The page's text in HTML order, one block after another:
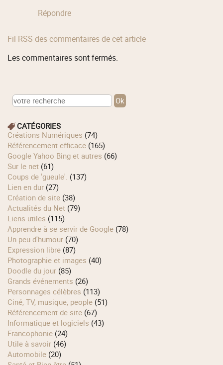
Répondre
Fil RSS des commentaires de cet article
Les commentaires sont fermés.
CATÉGORIES
Créations Numériques (74)
Référencement efficace (165)
Google Yahoo Bing et autres (66)
Sur le net (61)
Coups de 'gueule'. (137)
Lien en dur (27)
Création de site (38)
Actualités du Net (79)
Liens utiles (115)
Apprendre à se servir de Google (78)
Un peu d'humour (70)
Expression libre (87)
Photographie et images (40)
Doodle du jour (85)
Grands événements (26)
Personnages célèbres (113)
Ciné, TV, musique, people (51)
Référencement de site (67)
Informatique et logiciels (43)
Francophonie (24)
Utile à savoir (46)
Automobile (20)